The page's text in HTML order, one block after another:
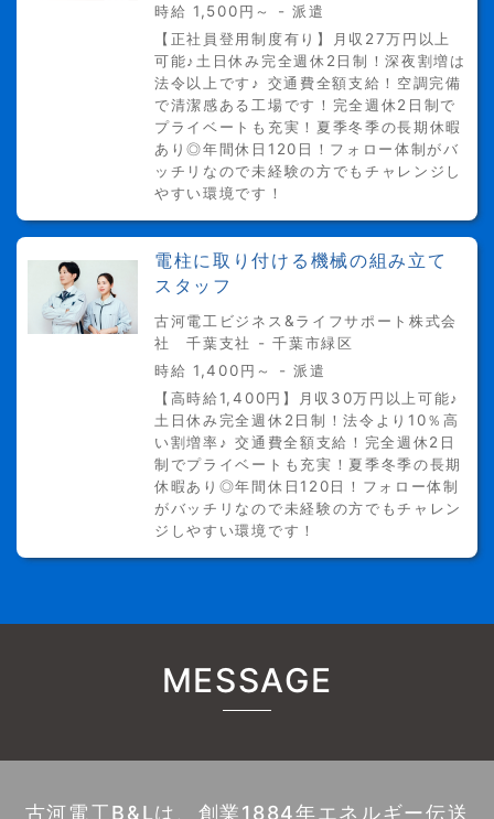
時給 1,500円～ - 派遣
【正社員登用制度有り】月収27万円以上
可能♪土日休み完全週休2日制！深夜割増は
法令以上です♪ 交通費全額支給！空調完備
で清潔感ある工場です！完全週休2日制で
プライベートも充実！夏季冬季の長期休暇
あり◎年間休日120日！フォロー体制がバ
ッチリなので未経験の方でもチャレンジし
やすい環境です！
電柱に取り付ける機械の組み立て
スタッフ
古河電工ビジネス&ライフサポート株式会
社 千葉支社 - 千葉市緑区
時給 1,400円～ - 派遣
【高時給1,400円】月収30万円以上可能♪
土日休み完全週休2日制！法令より10％高
い割増率♪ 交通費全額支給！完全週休2日
制でプライベートも充実！夏季冬季の長期
休暇あり◎年間休日120日！フォロー体制
がバッチリなので未経験の方でもチャレン
ジしやすい環境です！
MESSAGE
古河電工B&Lは、創業1884年エネルギー伝送